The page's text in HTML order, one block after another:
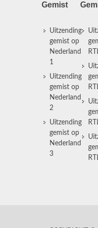
Gemist
Uitzending
gemist op
Nederland
1
Uitzending
gemist op
Nederland
2
Uitzending
gemist op
Nederland
3